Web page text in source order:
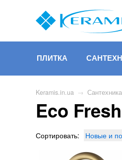
ПЛИТКА
Keramis.in.ua → Сантехника
Eco Fresh
Сортировать: Новые и